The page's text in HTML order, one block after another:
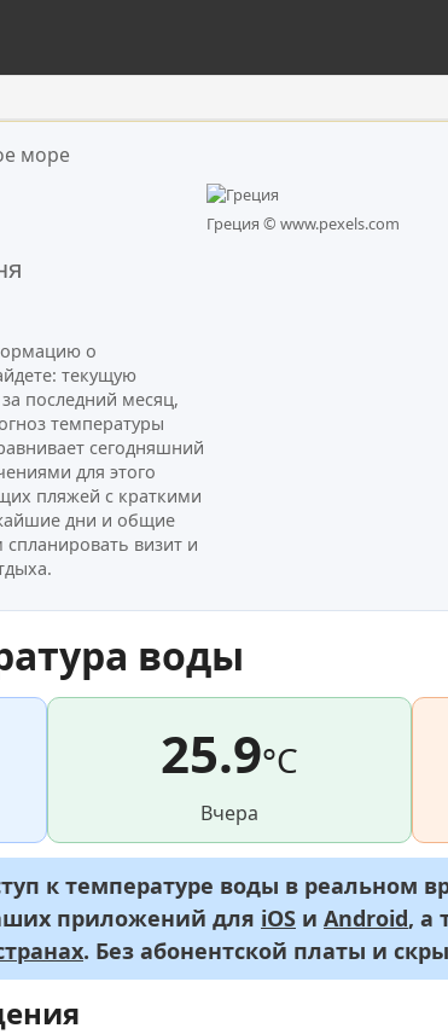
море
о
текущую
последний месяц,
температуры
сегодняшний
для этого
пляжей с краткими
дни и общие
визит и
Греция © www.pexels.com
воды
25.9°C
Вчера
к температуре воды в реальном
приложений для iOS и Android, а
. Без абонентской платы и